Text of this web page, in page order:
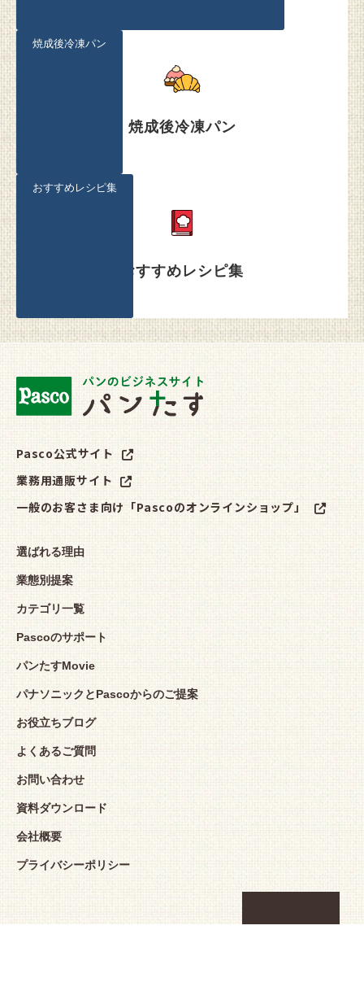
焼成後冷凍パン
焼成後冷凍パン
おすすめレシピ集
おすすめレシピ集
Pasco公式サイト
業務用通販サイト
一般のお客さま向け「Pascoのオンラインショップ」
選ばれる理由
業態別提案
カテゴリ一覧
Pascoのサポート
パンたすMovie
パナソニックとPascoからのご提案
お役立ちブログ
よくあるご質問
お問い合わせ
資料ダウンロード
会社概要
プライバシーポリシー